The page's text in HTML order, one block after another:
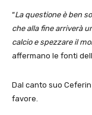
“La questione è ben
che alla fine arriverà
calcio e spezzare il
affermano le fonti
Dal canto suo
favore.